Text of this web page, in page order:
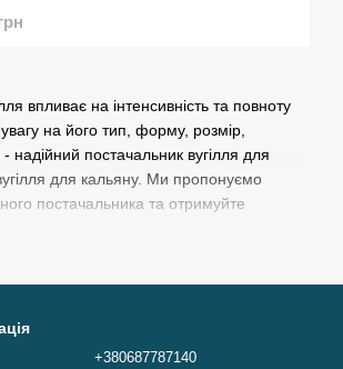
впливає на інтенсивність та повноту
на його тип, форму, розмір,
постачальник вугілля для
для кальяну. Ми пропонуємо
постачальника та отримуйте
+380687787140